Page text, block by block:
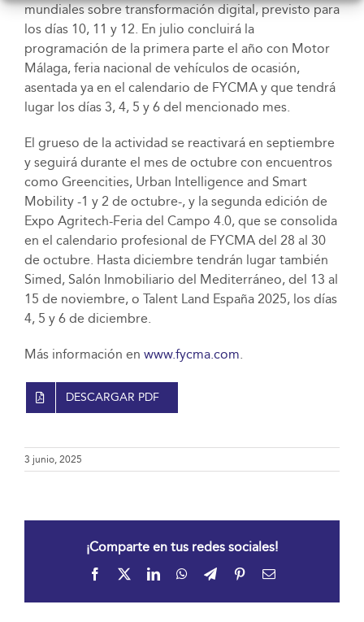
mundiales sobre transformación digital, previsto para
los días 10, 11 y 12. En julio concluirá la
programación de la primera parte el año con Motor
Málaga, feria nacional de vehículos de ocasión,
asentada ya en el calendario de FYCMA y que tendrá
lugar los días 3, 4, 5 y 6 del mencionado mes.
El grueso de la actividad se reactivará en septiembre
y seguirá durante el mes de octubre con encuentros
como Greencities, Urban Intelligence and Smart
Mobility -1 y 2 de octubre-, y la segunda edición de
Expo Agritech-Feria del Campo 4.0, que se consolida
en el calendario profesional de FYCMA del 28 al 30
de octubre. Hasta diciembre tendrán lugar también
Simed, Salón Inmobiliario del Mediterráneo, del 13 al
15 de noviembre, o Talent Land España 2025, los días
4, 5 y 6 de diciembre.
Más información en www.fycma.com.
DESCARGAR PDF
3 junio, 2025
¡Comparte en tus redes sociales!
Facebook LinkedInWhatsApp
TelegramPinterestCorreo